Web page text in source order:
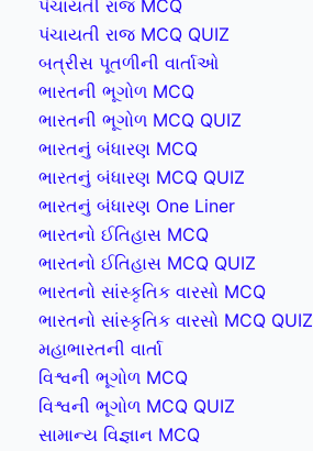
પંચાયતી રાજ MCQ
પંચાયતી રાજ MCQ QUIZ
બત્રીસ પૂતળીની વાર્તાઓ
ભારતની ભૂગોળ MCQ
ભારતની ભૂગોળ MCQ QUIZ
ભારતનું બંધારણ MCQ
ભારતનું બંધારણ MCQ QUIZ
ભારતનું બંધારણ One Liner
ભારતનો ઈતિહાસ MCQ
ભારતનો ઈતિહાસ MCQ QUIZ
ભારતનો સાંસ્કૃતિક વારસો MCQ
ભારતનો સાંસ્કૃતિક વારસો MCQ QUIZ
મહાભારતની વાર્તા
વિશ્વની ભૂગોળ MCQ
વિશ્વની ભૂગોળ MCQ QUIZ
સામાન્ય વિજ્ઞાન MCQ